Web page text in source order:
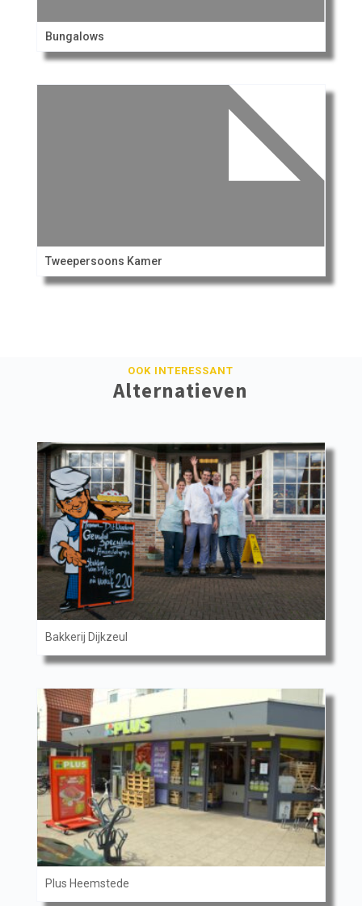
Bungalows
Tweepersoons Kamer
OOK INTERESSANT
Alternatieven
Bakkerij Dijkzeul
Plus Heemstede